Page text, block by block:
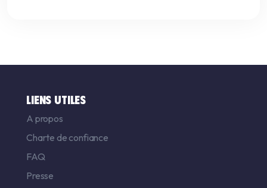
LIENS UTILES
A propos
Charte de confiance
FAQ
Presse